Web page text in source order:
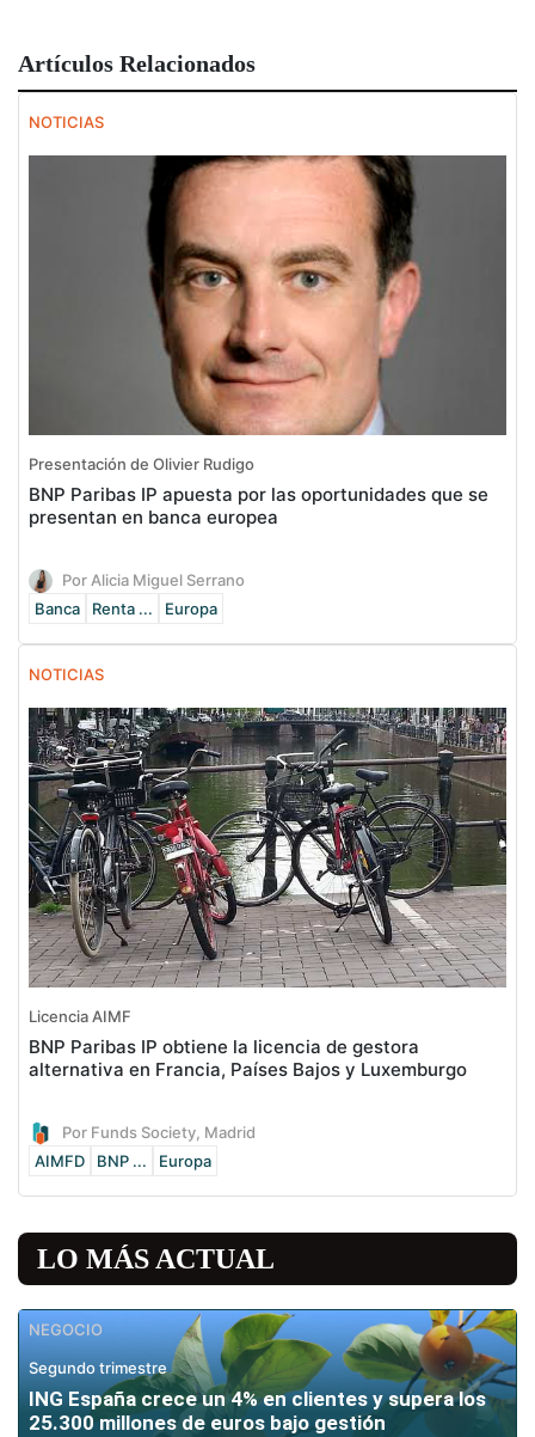
Artículos Relacionados
NOTICIAS
Presentación de Olivier Rudigo
BNP Paribas IP apuesta por las oportunidades que se
presentan en banca europea
Por Alicia Miguel Serrano
Banca
Renta ... Europa
NOTICIAS
Licencia AIMF
BNP Paribas IP obtiene la licencia de gestora
alternativa en Francia, Países Bajos y Luxemburgo
Por Funds Society, Madrid
AIMFD
BNP ... Europa
LO MÁS ACTUAL
NEGOCIO
Segundo trimestre
ING España crece un 4% en clientes y supera los
25.300 millones de euros bajo gestión